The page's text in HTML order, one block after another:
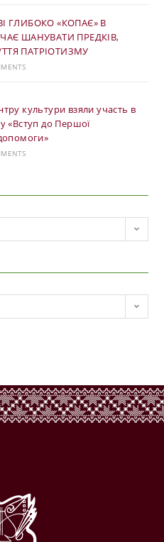
ГЛИБОКО «КОПАЄ» В
ШАНУВАТИ ПРЕДКІВ,
ПАТРІОТИЗМУ
культури взяли участь в
«Вступ до Першої